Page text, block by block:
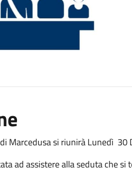
Marcedusa si riunirà Lunedì
ad assistere alla seduta che si